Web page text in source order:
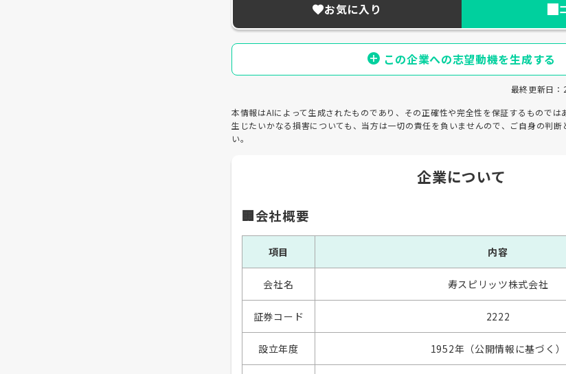
お気に入り
この企業への志望動機を生成する
最終更新日
本情報はAIによって生成されたものであり、その正確性や完全性を保証するものでは
生じたいかなる損害についても、当方は一切の責任を負いませんので、ご自身の判断
い。
企業について
🏢会社概要
項目 内容
会社名 寿スピリッツ株式会社
証券コード 2222
設立年度 1952年（公開情報に基づく）